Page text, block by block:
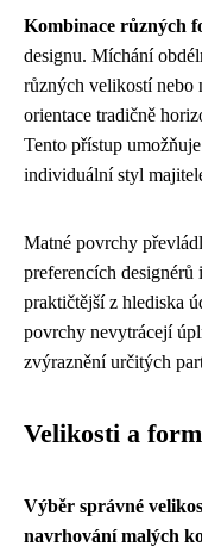
Kombinace různých
designu. Míchání
různých velikostí nebo
orientace tradičně
Tento přístup
individuální styl
Matné povrchy
preferencích
praktičtější z hlediska
povrchy nevytrácejí
zvýraznění určitých
Velikosti a
Výběr správné
navrhování malých